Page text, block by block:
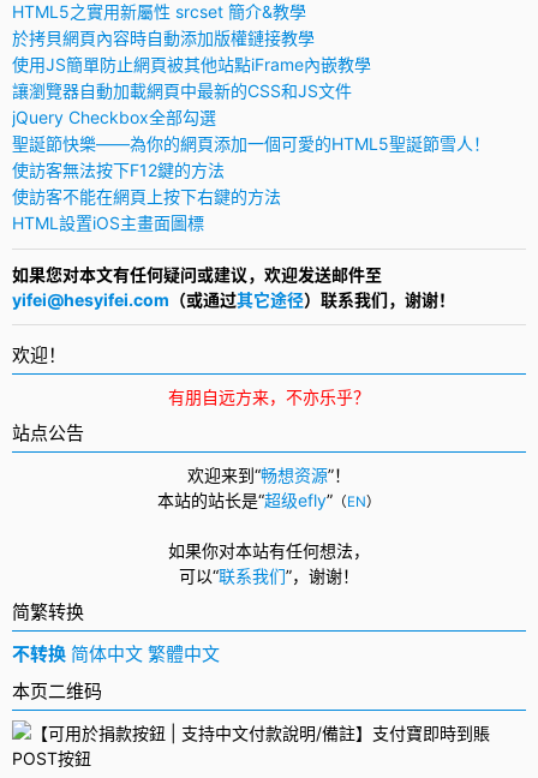
HTML5之實用新屬性 srcset 簡介&教學
於拷貝網頁內容時自動添加版權鏈接教學
使用JS簡單防止網頁被其他站點iFrame內嵌教學
讓瀏覽器自動加載網頁中最新的CSS和JS文件
jQuery Checkbox全部勾選
聖誕節快樂——為你的網頁添加一個可愛的HTML5聖誕節雪人！
使訪客無法按下F12鍵的方法
使訪客不能在網頁上按下右鍵的方法
HTML設置iOS主畫面圖標
如果您对本文有任何疑问或建议，欢迎发送邮件至
yifei@hesyifei.com （或通过其它途径）联系我们，谢谢！
欢迎！
有朋自远方来，不亦乐乎？
站点公告
欢迎来到“畅想资源”！
本站的站长是“超级efly” （EN）
如果你对本站有任何想法，
可以“联系我们”， 谢谢！
简繁转换
不转换 简体中文 繁體中文
本页二维码